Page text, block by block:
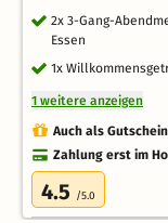
2x 3-Gang-
Essen
1x
1 weitere anzeigen
Auch als
Zahlung erst im
4.5 /5.0